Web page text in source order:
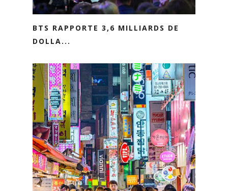
BTS RAPPORTE 3,6 MILLIARDS DE
DOLLA...